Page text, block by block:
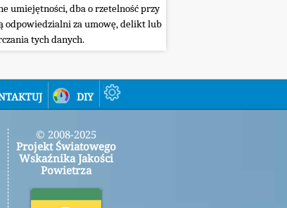
umiejętności, dba o rzetelność przy
odpowiedzialni za umowę, delikt lub
tych danych.
diy
© 2008-2025
Projekt Światowego
Wskaźnika Jakości
Powietrza